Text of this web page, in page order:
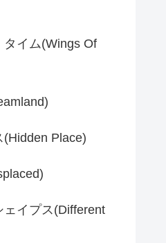
タイム(Wings Of
(Hidden Place)
イプス(Different